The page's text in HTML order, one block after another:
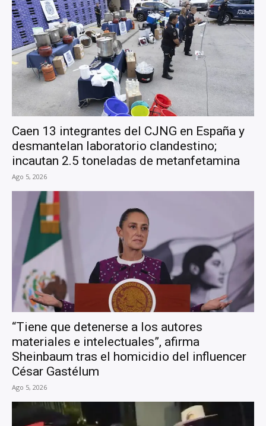
Caen 13 integrantes del CJNG en España y
desmantelan laboratorio clandestino;
incautan 2.5 toneladas de metanfetamina
Ago 5, 2026
“Tiene que detenerse a los autores
materiales e intelectuales”, afirma
Sheinbaum tras el homicidio del influencer
César Gastélum
Ago 5, 2026